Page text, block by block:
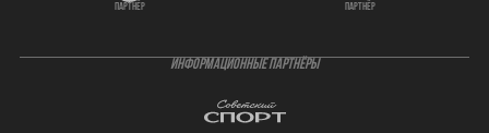
партнёр партнёр
ИНФОРМАЦИОННЫЕ ПАРТНЁРЫ